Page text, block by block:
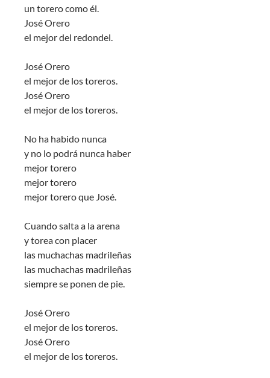
un torero como él.
José Orero
el mejor del redondel.
José Orero
el mejor de los toreros.
José Orero
el mejor de los toreros.
No ha habido nunca
y no lo podrá nunca haber
mejor torero
mejor torero
mejor torero que José.
Cuando salta a la arena
y torea con placer
las muchachas madrileñas
las muchachas madrileñas
siempre se ponen de pie.
José Orero
el mejor de los toreros.
José Orero
el mejor de los toreros.